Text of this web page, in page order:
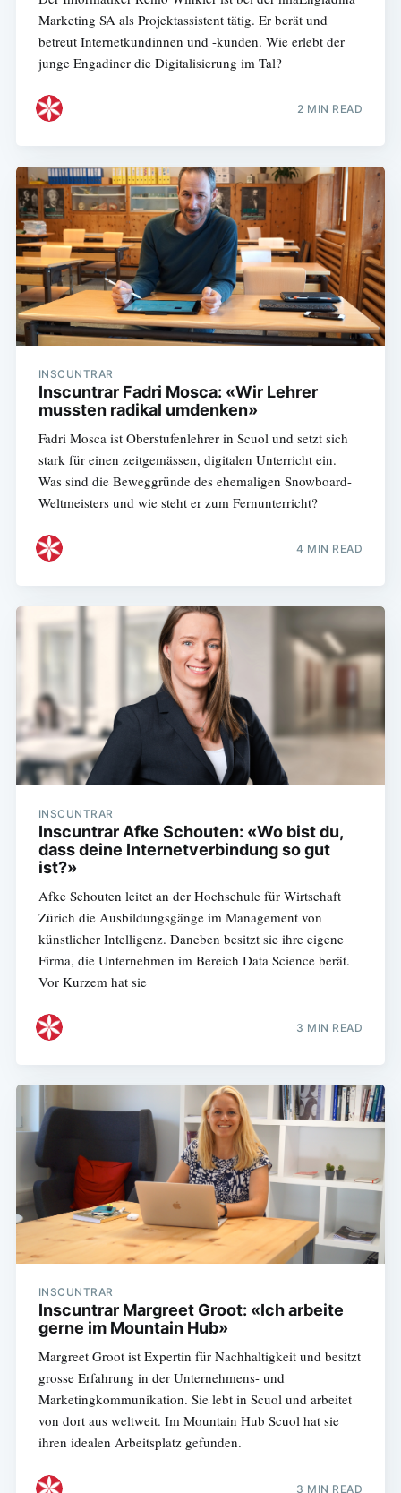
Marketing SA als Projektassistent tätig. Er berät und
betreut Internetkundinnen und -kunden. Wie erlebt der
junge Engadiner die Digitalisierung im Tal?
2 MIN READ
INSCUNTRAR
Inscuntrar Fadri Mosca: «Wir Lehrer
mussten radikal umdenken»
Fadri Mosca ist Oberstufenlehrer in Scuol und setzt sich
stark für einen zeitgemässen, digitalen Unterricht ein.
Was sind die Beweggründe des ehemaligen Snowboard-
Weltmeisters und wie steht er zum Fernunterricht?
4 MIN READ
INSCUNTRAR
Inscuntrar Afke Schouten: «Wo bist du,
dass deine Internetverbindung so gut
ist?»
Afke Schouten leitet an der Hochschule für Wirtschaft
Zürich die Ausbildungsgänge im Management von
künstlicher Intelligenz. Daneben besitzt sie ihre eigene
Firma, die Unternehmen im Bereich Data Science berät.
Vor Kurzem hat sie
3 MIN READ
INSCUNTRAR
Inscuntrar Margreet Groot: «Ich arbeite
gerne im Mountain Hub»
Margreet Groot ist Expertin für Nachhaltigkeit und besitzt
grosse Erfahrung in der Unternehmens- und
Marketingkommunikation. Sie lebt in Scuol und arbeitet
von dort aus weltweit. Im Mountain Hub Scuol hat sie
ihren idealen Arbeitsplatz gefunden.
3 MIN READ
Subscribe